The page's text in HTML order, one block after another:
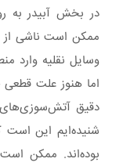
در بخش آبیدر به
ممکن است ناشی از
وسایل نقلیه وارد
اما هنوز علت
دقیق آتش‌سوزی‌های
شنیده‌ایم این است
بوده‌اند. ممکن است